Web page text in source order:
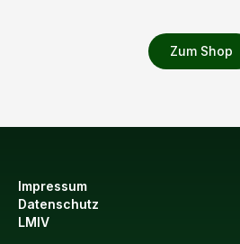
Zum Shop
Impressum
Datenschutz
LMIV